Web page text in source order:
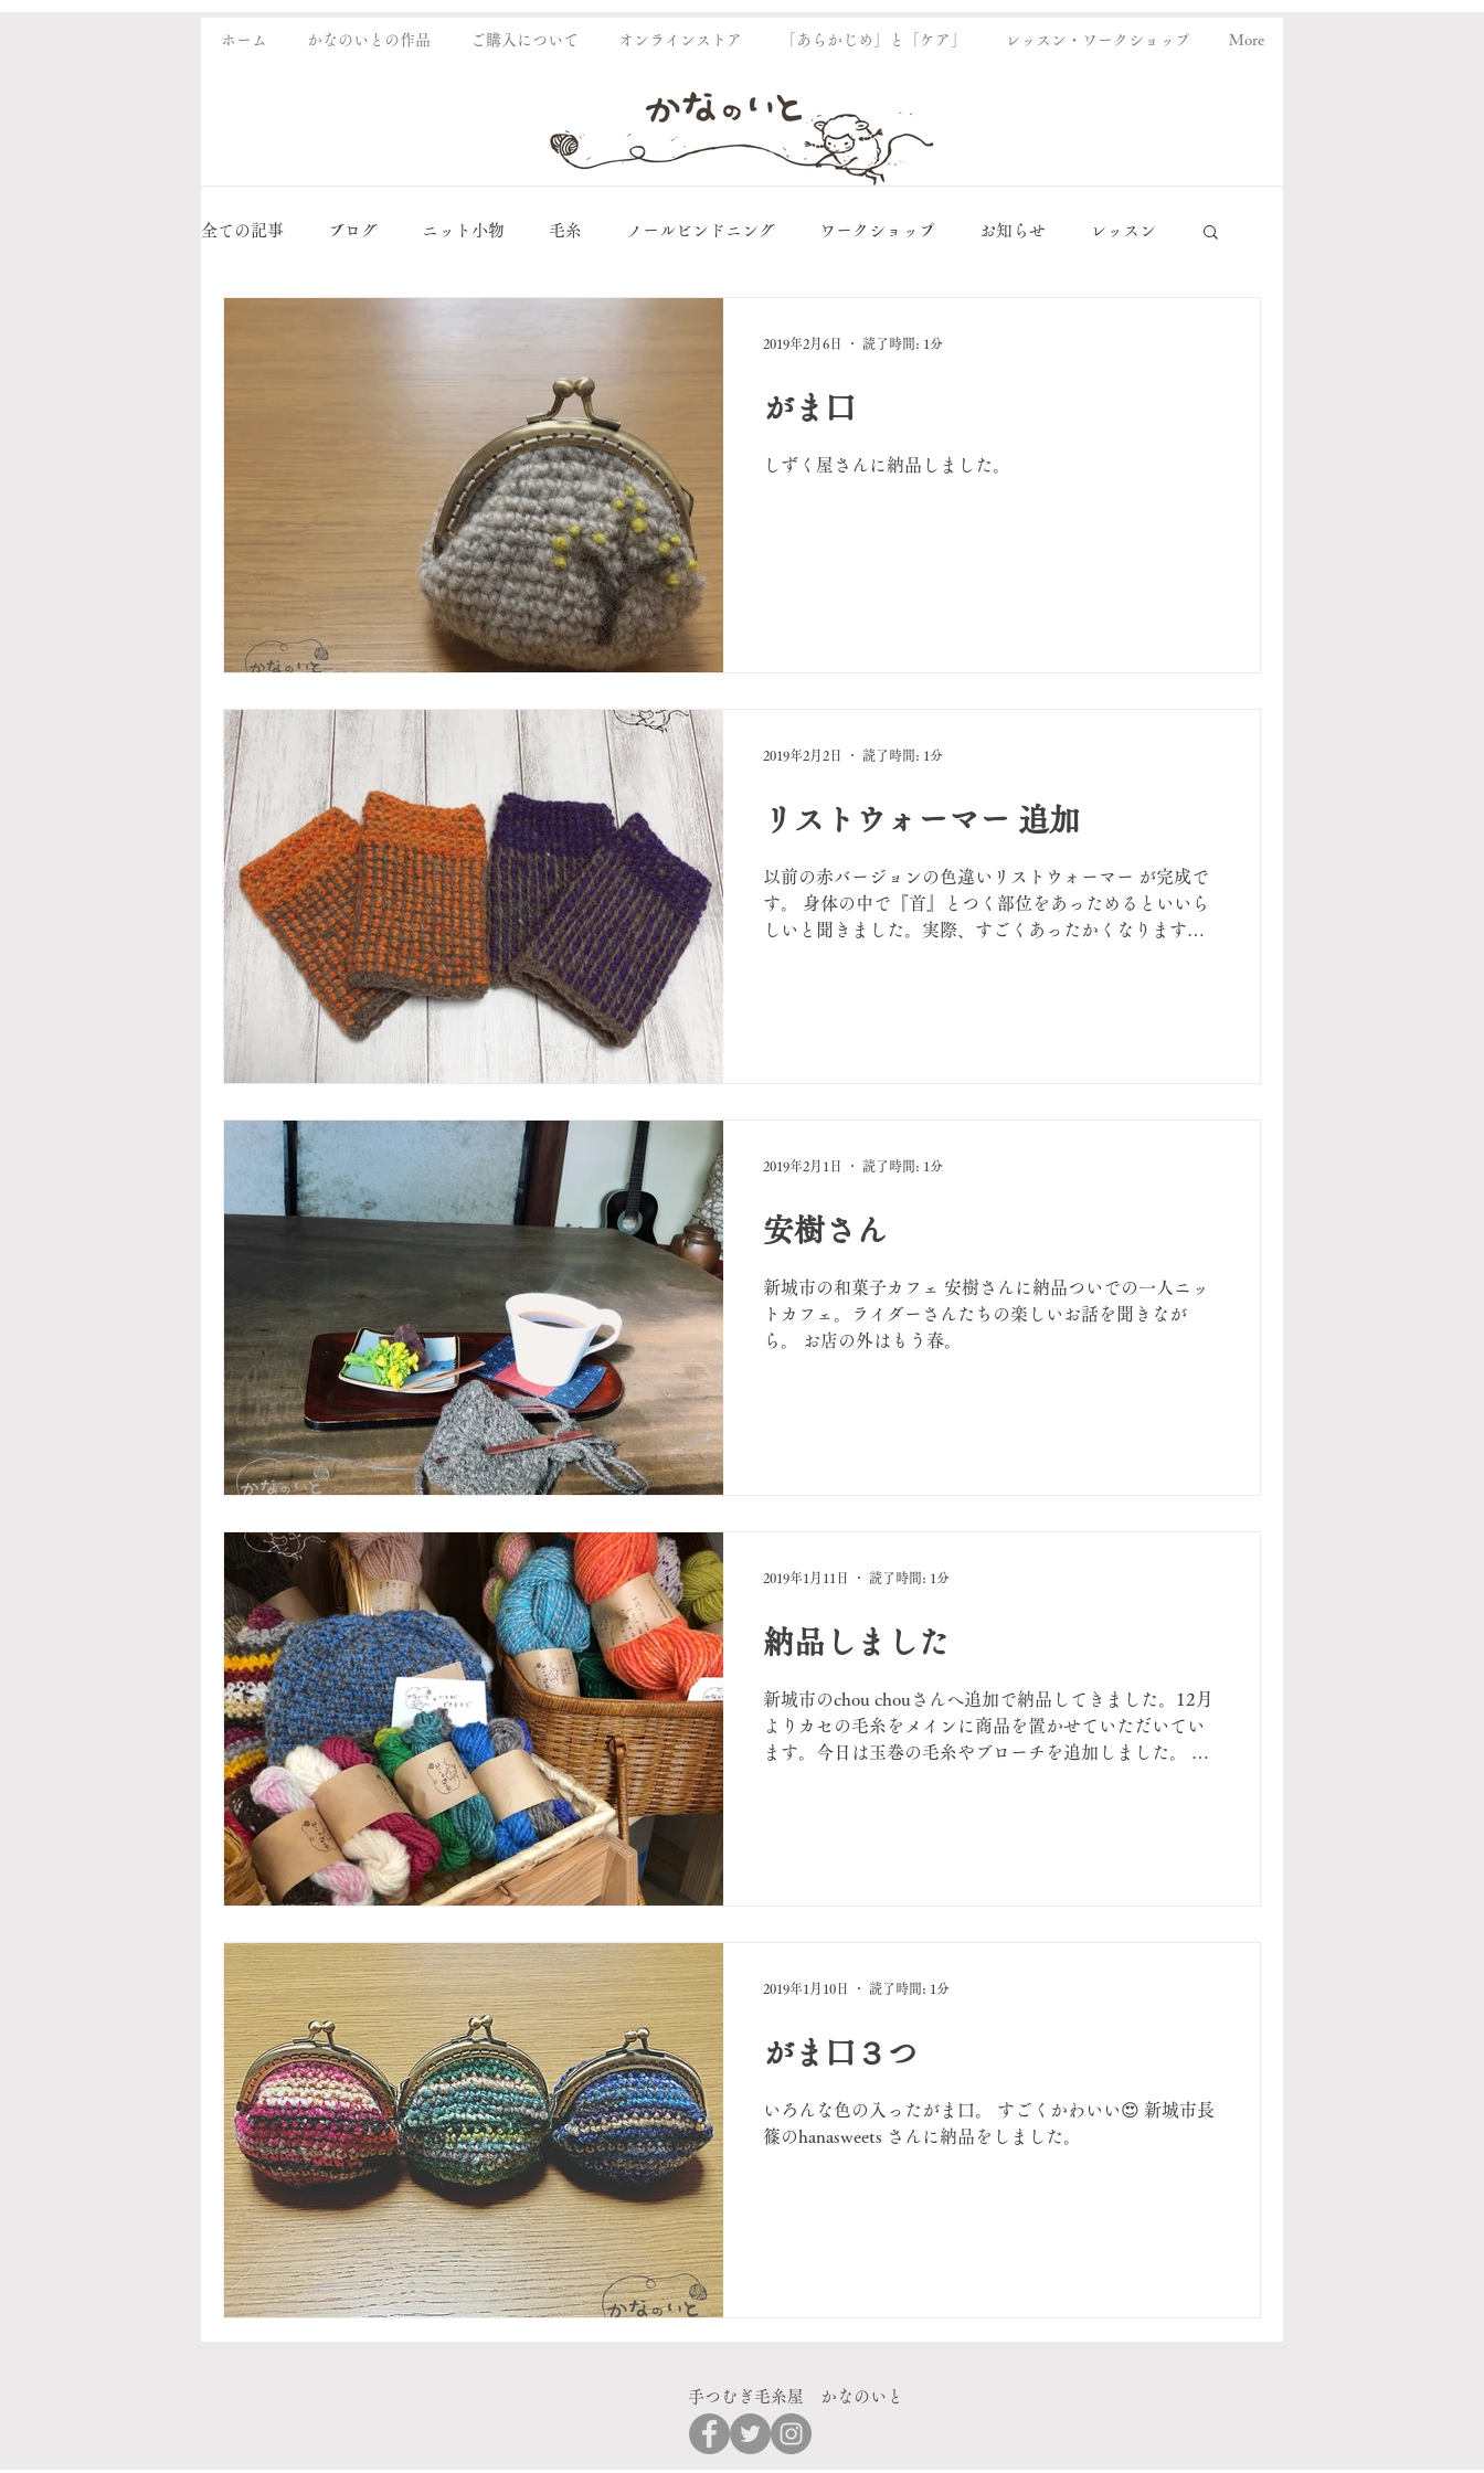
ホーム かなのいとの作品 ご購入について オンラインストア 「あらかじめ」と「ケア」 レッスン・ワークショップ More
全ての記事 ブログ ニット小物 毛糸 ノールビンドニング ワークショップ お知らせ レッスン
がま口
しずく屋さんに納品しました。
2019年2月6日 読了時間: 1分
リストウォーマー 追加
以前の赤バージョンの色違いリストウォーマー が完成で
す。 身体の中で『首』とつく部位をあっためるといいら
しいと聞きました。実際、すごくあったかくなります。
2019年2月2日 読了時間: 1分
安樹さん
新城市の和菓子カフェ 安樹さんに納品ついでの一人ニッ
トカフェ。ライダーさんたちの楽しいお話を聞きなが
ら。 お店の外はもう春。
2019年2月1日 読了時間: 1分
納品しました
新城市のchou chouさんへ追加で納品してきました。12月
よりカセの毛糸をメインに商品を置かせていただいてい
ます。今日は玉巻の毛糸やブローチを追加しました。 原
2019年1月11日 読了時間: 1分
がま口３つ
いろんな色の入ったがま口。 すごくかわいい😍 新城市長
篠のhanasweets さんに納品をしました。
2019年1月10日 読了時間: 1分
手つむぎ毛糸屋 かなのいと